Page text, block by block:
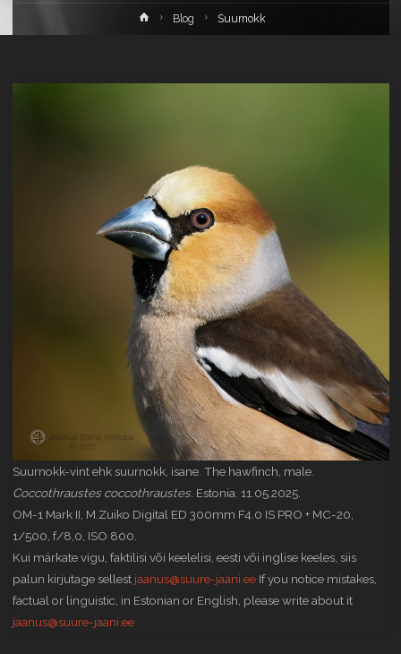
HomeBlog Suurnokk
Suurnokk-vint ehk suurnokk, isane. The hawfinch, male.
Coccothraustes coccothraustes. Estonia. 11.05.2025.
OM-1 Mark II, M.Zuiko Digital ED 300mm F4.0 IS PRO + MC-20,
1/500, f/8,0, ISO 800.
Kui märkate vigu, faktilisi või keelelisi, eesti või inglise keeles, siis
palun kirjutage sellest jaanus@suure-jaani.eeIf you notice mistakes,
factual or linguistic, in Estonian or English, please write about it
jaanus@suure-jaani.ee